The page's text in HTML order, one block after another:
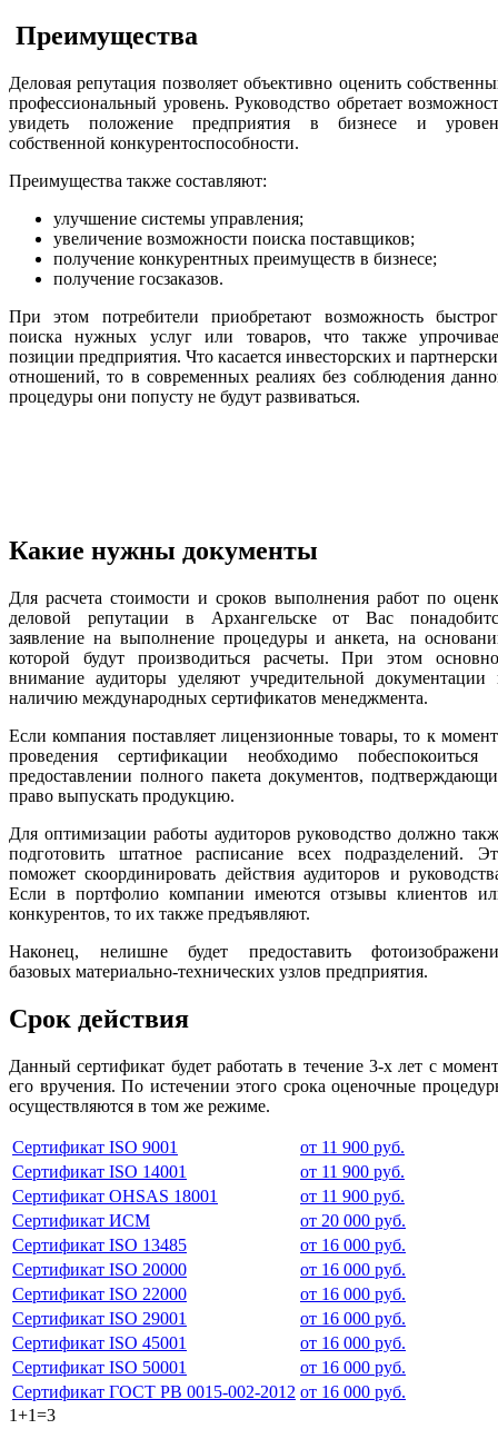
Преимущества
Деловая репутация позволяет объективно оценить
профессиональный уровень. Руководство обретает
увидеть положение предприятия в бизнесе и
собственной конкурентоспособности.
Преимущества также составляют:
улучшение системы управления;
увеличение возможности поиска поставщиков;
получение конкурентных преимуществ в бизнесе;
получение госзаказов.
При этом потребители приобретают возможность
поиска нужных услуг или товаров, что также
позиции предприятия. Что касается инвесторских и
отношений, то в современных реалиях без соблюдения
процедуры они попусту не будут развиваться.
Какие нужны документы
Для расчета стоимости и сроков выполнения работ по
деловой репутации в Архангельске от Вас
заявление на выполнение процедуры и анкета, на
которой будут производиться расчеты. При этом
внимание аудиторы уделяют учредительной документации
наличию международных сертификатов менеджмента.
Если компания поставляет лицензионные товары, то к
проведения сертификации необходимо побеспокоиться
предоставлении полного пакета документов,
право выпускать продукцию.
Для оптимизации работы аудиторов руководство должно
подготовить штатное расписание всех подразделений.
поможет скоординировать действия аудиторов и
Если в портфолио компании имеются отзывы клиентов
конкурентов, то их также предъявляют.
Наконец, нелишне будет предоставить
базовых материально-технических узлов предприятия.
Срок действия
Данный сертификат будет работать в течение 3-х лет с
его вручения. По истечении этого срока оценочные
осуществляются в том же режиме.
Сертификат ISO 9001
от 11 900 руб.
Сертификат ISO 14001
от 11 900 руб.
Сертификат OHSAS 18001
от 11 900 руб.
Сертификат ИСМ
от 20 000 руб.
Сертификат ISO 13485
от 16 000 руб.
Сертификат ISO 20000
от 16 000 руб.
Сертификат ISO 22000
от 16 000 руб.
Сертификат ISO 29001
от 16 000 руб.
Сертификат ISO 45001
от 16 000 руб.
Сертификат ISO 50001
от 16 000 руб.
Сертификат ГОСТ РВ 0015-002-2012 от 16 000 руб.
1+1=3